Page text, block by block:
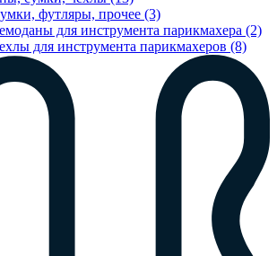
футляры, прочее (3)
для инструмента парикмахера (2)
для инструмента парикмахеров (8)